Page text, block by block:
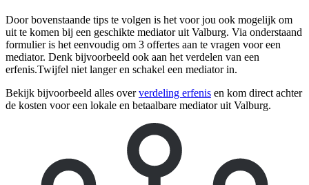
Door bovenstaande tips te volgen is het voor jou ook mogelijk om
uit te komen bij een geschikte mediator uit Valburg. Via onderstaand
formulier is het eenvoudig om 3 offertes aan te vragen voor een
mediator. Denk bijvoorbeeld ook aan het verdelen van een
erfenis.Twijfel niet langer en schakel een mediator in.
Bekijk bijvoorbeeld alles oververdeling erfenis en kom direct achter
de kosten voor een lokale en betaalbare mediator uit Valburg.